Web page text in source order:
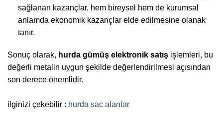
sağlanan kazançlar, hem bireysel hem de kurumsal
anlamda ekonomik kazançlar elde edilmesine olanak
tanır.
Sonuç olarak, hurda gümüş elektronik satış işlemleri, bu
değerli metalin uygun şekilde değerlendirilmesi açısından
son derece önemlidir.
ilginizi çekebilir : hurda sac alanlar